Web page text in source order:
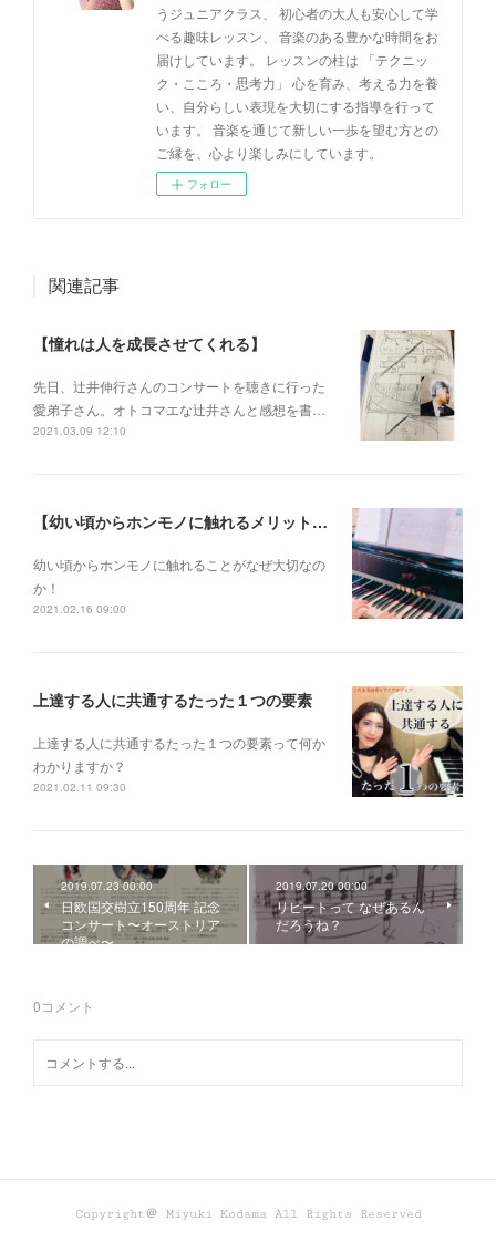
うジュニアクラス、 初心者の大人も安心して学
べる趣味レッスン、 音楽のある豊かな時間をお
届けしています。 レッスンの柱は 「テクニッ
ク・こころ・思考力」 心を育み、考える力を養
い、自分らしい表現を大切にする指導を行って
います。 音楽を通じて新しい一歩を望む方との
ご縁を、心より楽しみにしています。
フォロー
関連記事
【憧れは人を成長させてくれる】
先日、辻井伸行さんのコンサートを 聴きに行った
愛弟子さん。 オトコマエな辻井さんと 感想を書…
2021.03.09 12:10
【幼い頃からホンモノに触れるメリットとは？】
幼い頃からホンモノに 触れることがなぜ大切なの
か！
2021.02.16 09:00
上達する人に共通するたった１つの要素
上達する人に共通するたった１つの要素って何か
わかりますか？
2021.02.11 09:30
2019.07.23 00:00
日欧国交樹立150周年 記念
コンサート〜オーストリア
の調べ〜
2019.07.20 00:00
リピートって なぜあるん
だろうね？
0コメント
Copyright＠ Miyuki Kodama All Rights Reserved